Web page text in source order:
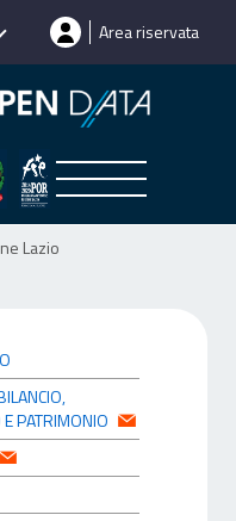
Area riservata
Lazio
PATRIMONIO